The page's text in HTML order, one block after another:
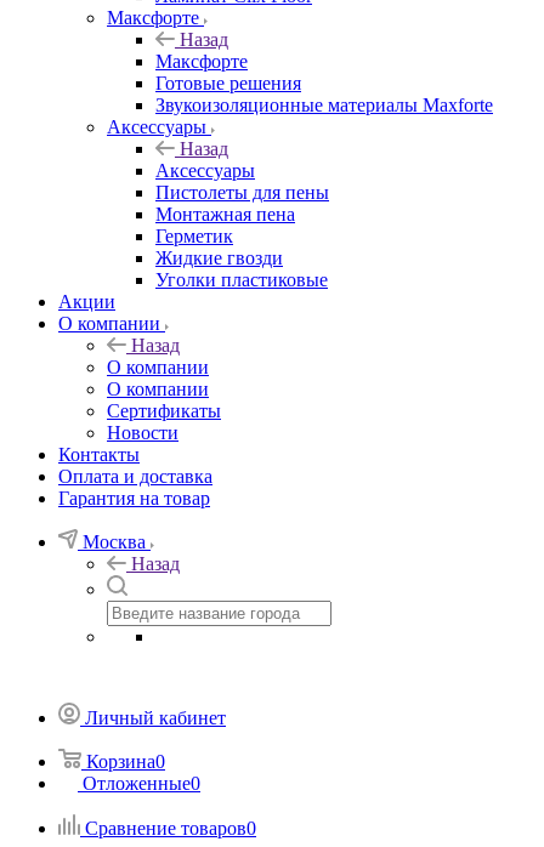
Максфорте
Назад
Максфорте
Готовые решения
Звукоизоляционные материалы Maxforte
Аксессуары
Назад
Аксессуары
Пистолеты для пены
Монтажная пена
Герметик
Жидкие гвозди
Уголки пластиковые
Акции
О компании
Назад
О компании
О компании
Сертификаты
Новости
Контакты
Оплата и доставка
Гарантия на товар
Москва
Назад
Личный кабинет
Корзина0
Отложенные0
Сравнение товаров0